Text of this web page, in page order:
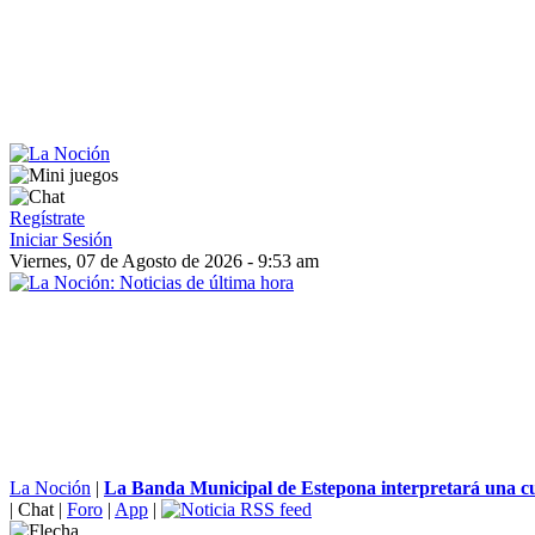
Regístrate
Iniciar Sesión
Viernes, 07 de Agosto de 2026 - 9:53 am
La Noción | La Banda Municipal de Estepona interpretará una
| Chat | Foro | App |